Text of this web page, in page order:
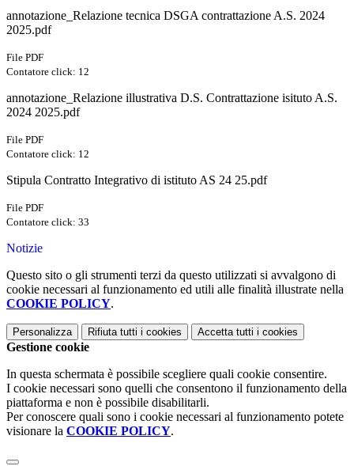
annotazione_Relazione tecnica DSGA contrattazione A.S. 2024
2025.pdf
File PDF
Contatore click: 12
annotazione_Relazione illustrativa D.S. Contrattazione isituto A.S.
2024 2025.pdf
File PDF
Contatore click: 12
Stipula Contratto Integrativo di istituto AS 24 25.pdf
File PDF
Contatore click: 33
Notizie
Questo sito o gli strumenti terzi da questo utilizzati si avvalgono di
cookie necessari al funzionamento ed utili alle finalità illustrate nella
COOKIE POLICY.
Personalizza Rifiuta tutti i cookies Accetta tutti i cookies
Gestione cookie
In questa schermata è possibile scegliere quali cookie consentire.
I cookie necessari sono quelli che consentono il funzionamento della
piattaforma e non è possibile disabilitarli.
Per conoscere quali sono i cookie necessari al funzionamento potete
visionare la COOKIE POLICY.